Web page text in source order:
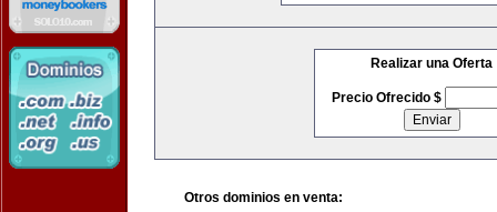
Realizar una Oferta
Precio Ofrecido $
Otros dominios en venta: